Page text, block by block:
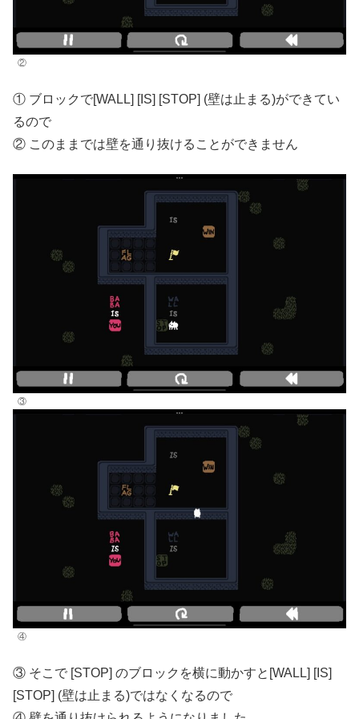
②
① ブロックで[WALL] [IS] [STOP] (壁は止まる)ができてい
るので
② このままでは壁を通り抜けることができません
③
④
③ そこで [STOP] のブロックを横に動かすと[WALL] [IS]
[STOP] (壁は止まる)ではなくなるので